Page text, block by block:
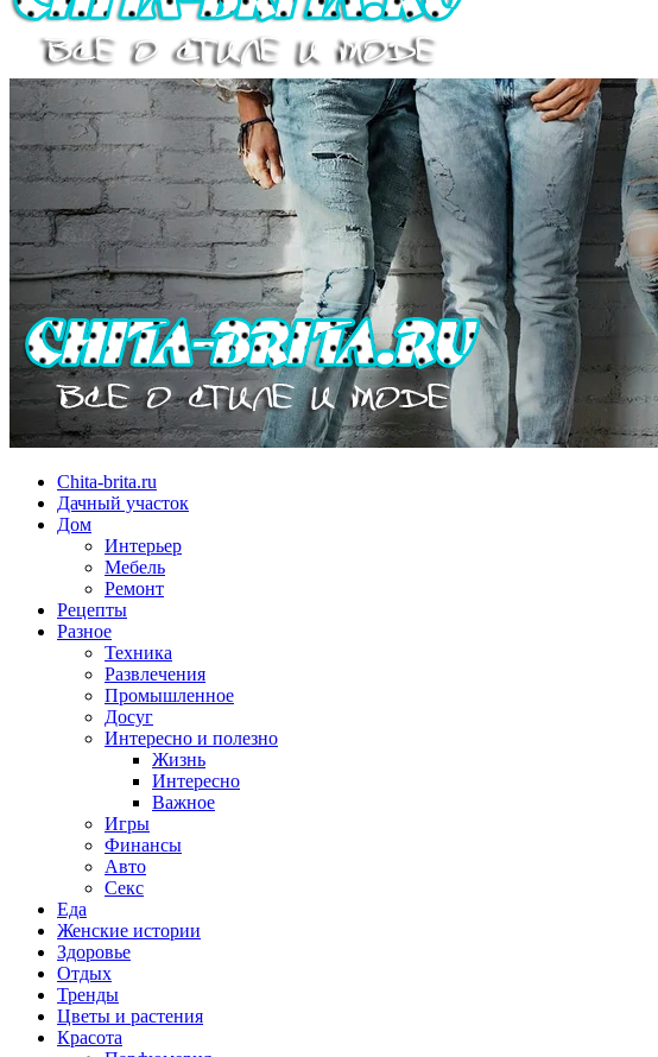
Chita-brita.ru
Дачный участок
Дом
Интерьер
Мебель
Ремонт
Рецепты
Разное
Техника
Развлечения
Промышленное
Досуг
Интересно и полезно
Жизнь
Интересно
Важное
Игры
Финансы
Авто
Секс
Еда
Женские истории
Здоровье
Отдых
Тренды
Цветы и растения
Красота